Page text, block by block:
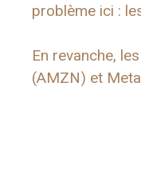
problème ici :
En revanche,
(AMZN) et